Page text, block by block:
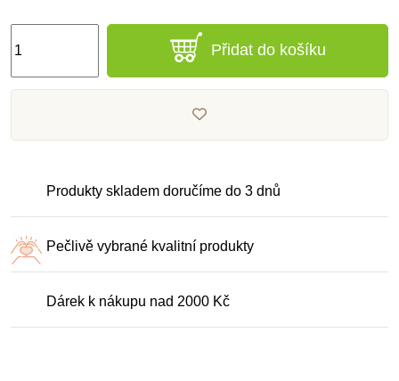
Přidat do košíku
Produkty skladem doručíme do 3 dnů
Pečlivě vybrané kvalitní produkty
Dárek k nákupu nad 2000 Kč